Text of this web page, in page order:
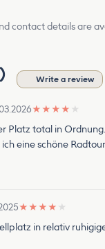
contact details are
Write a review
★ ★ ★ ★ ★
Platz total in Ordnung.
eine schöne
★ ★ ★ ★ ★
in relativ